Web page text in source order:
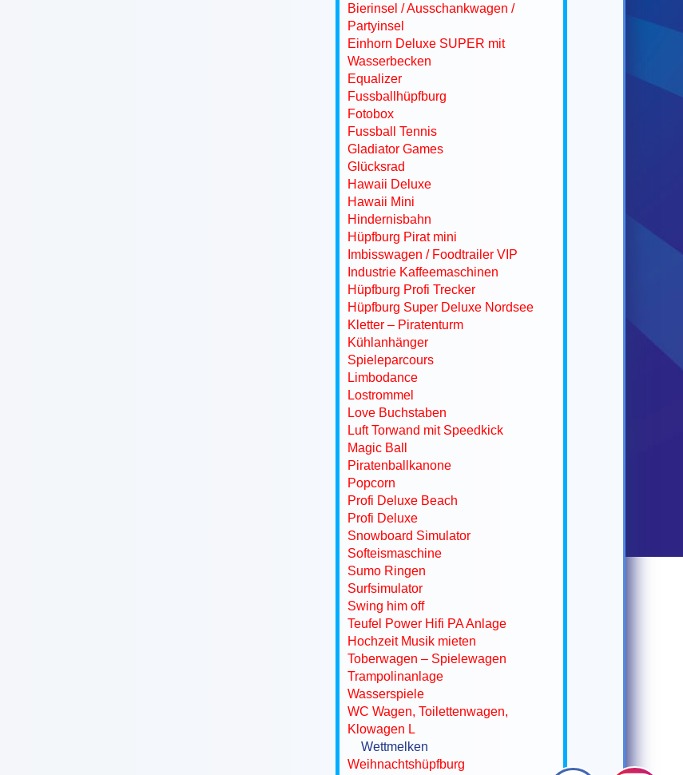
Bierinsel / Ausschankwagen /
Partyinsel
Einhorn Deluxe SUPER mit
Wasserbecken
Equalizer
Fussballhüpfburg
Fotobox
Fussball Tennis
Gladiator Games
Glücksrad
Hawaii Deluxe
Hawaii Mini
Hindernisbahn
Hüpfburg Pirat mini
Imbisswagen / Foodtrailer VIP
Industrie Kaffeemaschinen
Hüpfburg Profi Trecker
Hüpfburg Super Deluxe Nordsee
Kletter – Piratenturm
Kühlanhänger
Spieleparcours
Limbodance
Lostrommel
Love Buchstaben
Luft Torwand mit Speedkick
Magic Ball
Piratenballkanone
Popcorn
Profi Deluxe Beach
Profi Deluxe
Snowboard Simulator
Softeismaschine
Sumo Ringen
Surfsimulator
Swing him off
Teufel Power Hifi PA Anlage
Hochzeit Musik mieten
Toberwagen – Spielewagen
Trampolinanlage
Wasserspiele
WC Wagen, Toilettenwagen,
Klowagen L
Wettmelken
Weihnachtshüpfburg